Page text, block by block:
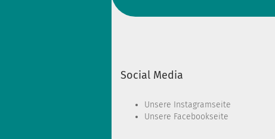
Social Media
Unsere Instagramseite
Unsere Facebookseite